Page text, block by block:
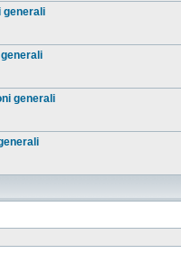
generali
generali